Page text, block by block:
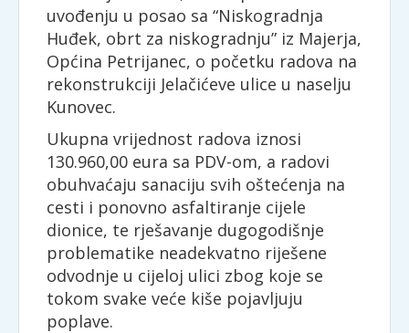
uvođenju u posao sa “Niskogradnja
Huđek, obrt za niskogradnju” iz Majerja,
Općina Petrijanec, o početku radova na
rekonstrukciji Jelačićeve ulice u naselju
Kunovec.
Ukupna vrijednost radova iznosi
130.960,00 eura sa PDV-om, a radovi
obuhvaćaju sanaciju svih oštećenja na
cesti i ponovno asfaltiranje cijele
dionice, te rješavanje dugogodišnje
problematike neadekvatno riješene
odvodnje u cijeloj ulici zbog koje se
tokom svake veće kiše pojavljuju
poplave.